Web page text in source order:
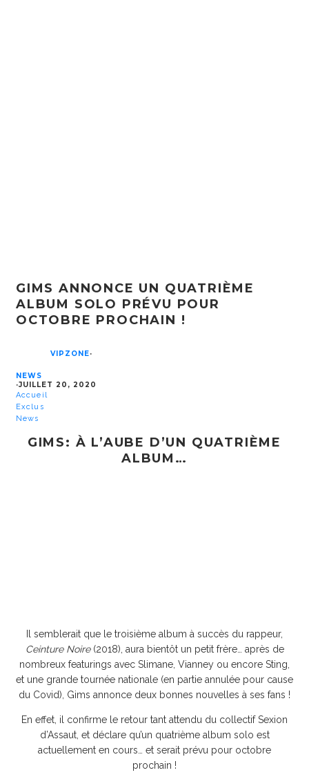
GIMS ANNONCE UN QUATRIÈME
ALBUM SOLO PRÉVU POUR
OCTOBRE PROCHAIN !
VIPZONE·
NEWS
·JUILLET 20, 2020
Accueil
Exclus
News
GIMS: À L’AUBE D’UN QUATRIÈME
ALBUM…
Il semblerait que le troisième album à succès du rappeur,
Ceinture Noire(2018), aura bientôt un petit frère… après de
nombreux featurings avec Slimane, Vianney ou encore Sting,
et une grande tournée nationale (en partie annulée pour cause
du Covid), Gims annonce deux bonnes nouvelles à ses fans !
En effet, il confirme le retour tant attendu du collectif Sexion
d’Assaut, et déclare qu’un quatrième album solo est
actuellement en cours… et serait prévu pour octobre
prochain !